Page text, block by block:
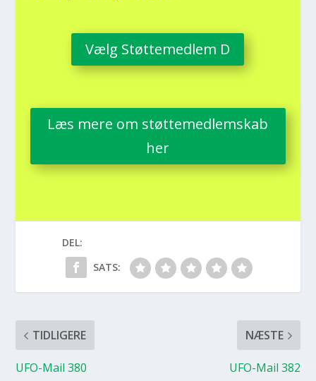
Vælg Støt­te­med­lem D
Læs mere om støt­te­med­lem­skab
her
DEL:
SATS:
TIDLIGERE
UFO-Mail 380
NÆSTE
UFO-Mail 382